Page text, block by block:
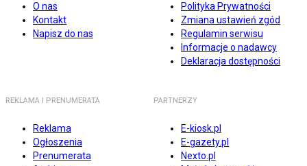
O nas
Kontakt
Napisz do nas
Polityka Prywatności
Zmiana ustawień zgód
Regulamin serwisu
Informacje o nadawcy
Deklaracja dostępności
REKLAMA I PRENUMERATA
Reklama
Ogłoszenia
Prenumerata
PARTNERZY
E-kiosk.pl
E-gazety.pl
Nexto.pl